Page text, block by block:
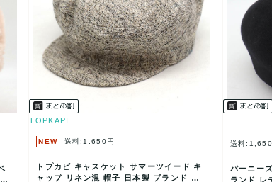
TOPKAPI
NEW 送料:1,650円
トプカピ キャスケット サマーツイード キ
ャップ リネン混 帽子 日本製 ブランド レ
送料:1,650
バーニー
ランド レ